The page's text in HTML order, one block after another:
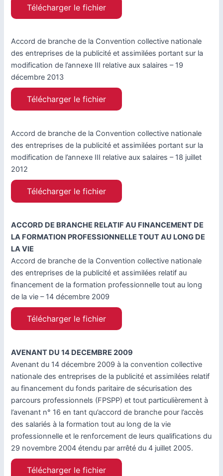
Télécharger le fichier
Accord de branche de la Convention collective nationale
des entreprises de la publicité et assimilées portant sur la
modification de l’annexe III relative aux salaires – 19
décembre 2013
Télécharger le fichier
Accord de branche de la Convention collective nationale
des entreprises de la publicité et assimilées portant sur la
modification de l’annexe III relative aux salaires – 18 juillet
2012
Télécharger le fichier
ACCORD DE BRANCHE RELATIF AU FINANCEMENT DE
LA FORMATION PROFESSIONNELLE TOUT AU LONG DE
LA VIE
Accord de branche de la Convention collective nationale
des entreprises de la publicité et assimilées relatif au
financement de la formation professionnelle tout au long
de la vie – 14 décembre 2009
Télécharger le fichier
AVENANT DU 14 DECEMBRE 2009
Avenant du 14 décembre 2009 à la convention collective
nationale des entreprises de la publicité et assimilées relatif
au financement du fonds paritaire de sécurisation des
parcours professionnels (FPSPP) et tout particulièrement à
l’avenant n° 16 en tant qu’accord de branche pour l’accès
des salariés à la formation tout au long de la vie
professionnelle et le renforcement de leurs qualifications du
29 novembre 2004 étendu par arrêté du 4 juillet 2005.
Télécharger le fichier